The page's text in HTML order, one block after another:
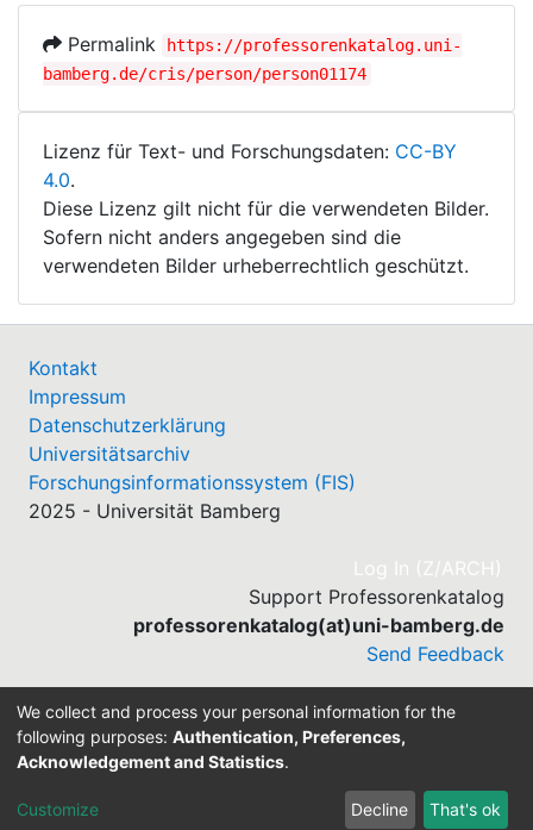
Permalink
https://professorenkatalog.uni-
bamberg.de/cris/person/person01174
Lizenz für Text- und Forschungsdaten: CC-BY
4.0.
Diese Lizenz gilt nicht für die verwendeten Bilder.
Sofern nicht anders angegeben sind die
verwendeten Bilder urheberrechtlich geschützt.
Kontakt
Impressum
Datenschutzerklärung
Universitätsarchiv
Forschungsinformationssystem (FIS)
2025 - Universität Bamberg
Log In (Z/ARCH)
Support Professorenkatalog
professorenkatalog(at)uni-bamberg.de
Send Feedback
Built withDSpace-CRIS software
We collect and process your personal information for the
following purposes: Authentication, Preferences,
Acknowledgement and Statistics.
Customize Decline That's ok